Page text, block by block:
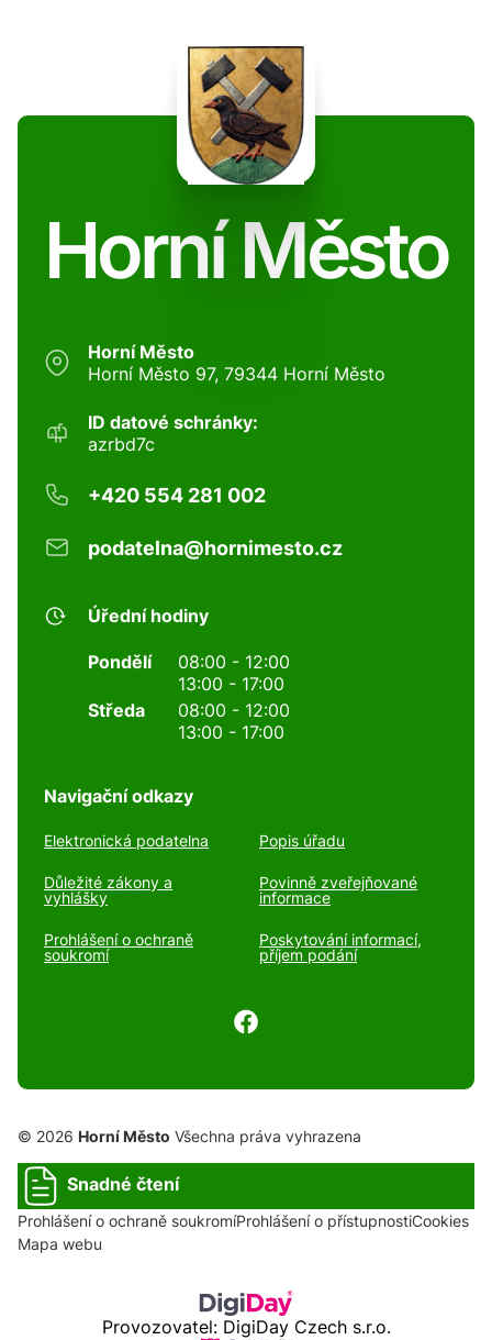
Horní Město
Horní Město
Horní Město 97, 79344 Horní Město
ID datové schránky:
azrbd7c
+420 554 281 002
podatelna@hornimesto.cz
Úřední hodiny
Pondělí
08:00 - 12:00
13:00 - 17:00
Středa
08:00 - 12:00
13:00 - 17:00
Navigační odkazy
Elektronická podatelna Popis úřadu
Důležité zákony a
vyhlášky
Povinně zveřejňované
informace
Prohlášení o ochraně
soukromí
Poskytování informací,
příjem podání
© 2026 Horní Město Všechna práva vyhrazena
Snadné čtení
Prohlášení o ochraně soukromíProhlášení o přístupnostiCookies
Mapa webu
Provozovatel: DigiDay Czech s.r.o.